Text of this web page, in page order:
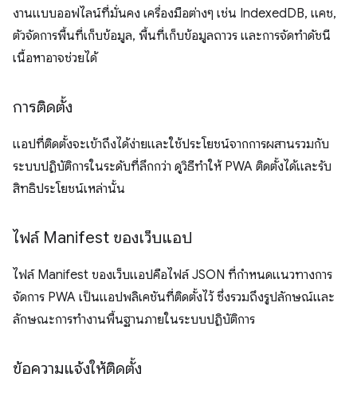
งานแบบออฟไลน์ที่มั่นคง เครื่องมือต่างๆ เช่น IndexedDB, แคช,
ตัวจัดการพื้นที่เก็บข้อมูล, พื้นที่เก็บข้อมูลถาวร และการจัดทำดัชนี
เนื้อหาอาจช่วยได้
การติดตั้ง
แอปที่ติดตั้งจะเข้าถึงได้ง่ายและใช้ประโยชน์จากการผสานรวมกับ
ระบบปฏิบัติการในระดับที่ลึกกว่า ดูวิธีทำให้ PWA ติดตั้งได้และรับ
สิทธิประโยชน์เหล่านั้น
ไฟล์ Manifest ของเว็บแอป
ไฟล์ Manifest ของเว็บแอปคือไฟล์ JSON ที่กำหนดแนวทางการ
จัดการ PWA เป็นแอปพลิเคชันที่ติดตั้งไว้ ซึ่งรวมถึงรูปลักษณ์และ
ลักษณะการทำงานพื้นฐานภายในระบบปฏิบัติการ
ข้อความแจ้งให้ติดตั้ง